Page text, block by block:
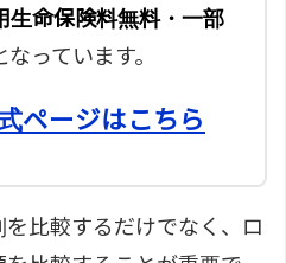
生命保険料無料・一部
なっています。
ページはこちら
比較するだけでなく、ロ